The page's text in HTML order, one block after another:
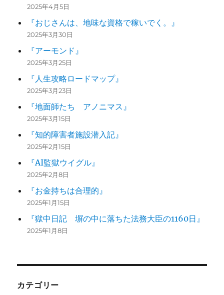
2025年4月5日
『おじさんは、地味な資格で稼いでく。』
2025年3月30日
『アーモンド』
2025年3月25日
『人生攻略ロードマップ』
2025年3月23日
『地面師たち アノニマス』
2025年3月15日
『知的障害者施設潜入記』
2025年2月15日
『AI監獄ウイグル』
2025年2月8日
『お金持ちは合理的』
2025年1月15日
『獄中日記 塀の中に落ちた法務大臣の1160日』
2025年1月8日
カテゴリー